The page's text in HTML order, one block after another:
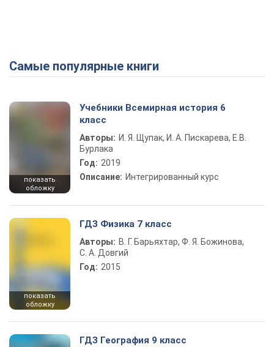
Самые популярные книги
показать
обложку
Учебники Всемирная история 6
класс
Авторы: И. Я. Щупак, И. А. Пискарева, Е.В.
Бурлака
Год: 2019
Описание: Интегрированный курс
показать
обложку
ГДЗ Физика 7 класс
Авторы: В. Г. Барьяхтар, Ф. Я. Божинова,
С. А. Довгий
Год: 2015
ГДЗ География 9 класс